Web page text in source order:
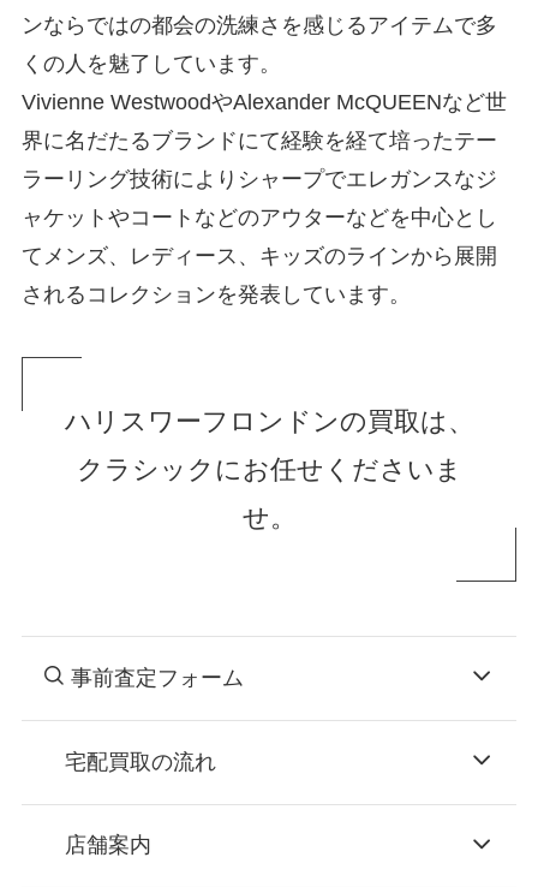
ンならではの都会の洗練さを感じるアイテムで多
くの人を魅了しています。
Vivienne WestwoodやAlexander McQUEENなど世
界に名だたるブランドにて経験を経て培ったテー
ラーリング技術によりシャープでエレガンスなジ
ャケットやコートなどのアウターなどを中心とし
てメンズ、レディース、キッズのラインから展開
されるコレクションを発表しています。
ハリスワーフロンドンの買取は、
クラシックにお任せくださいま
せ。
事前査定フォーム
宅配買取の流れ
お申込み
店舗案内